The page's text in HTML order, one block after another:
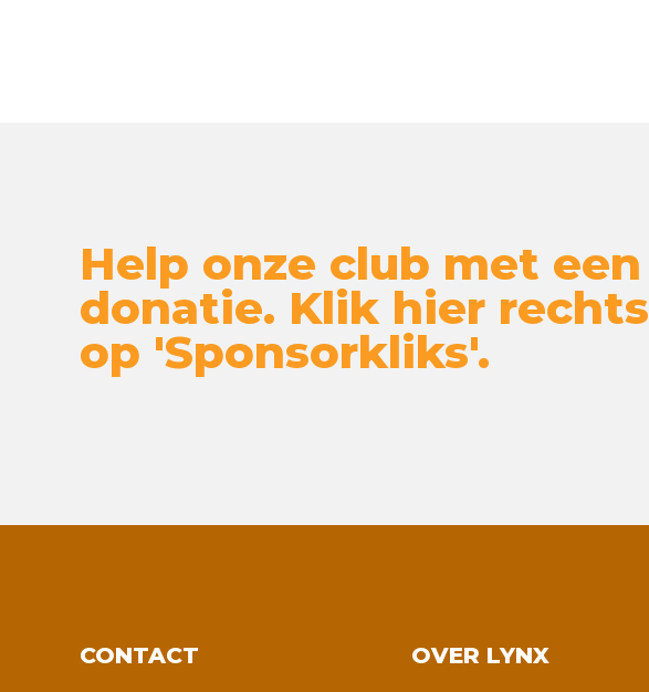
Help onze club met een
donatie. Klik hier rechts
op 'Sponsorkliks'.
CONTACT OVER LYNX